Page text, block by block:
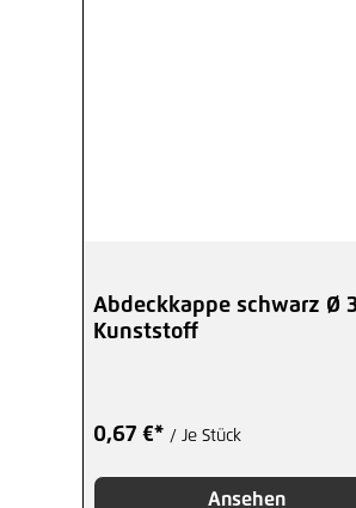
Abdeckkappe schwarz Ø
Kunststoff
0,67 €* / Je Stück
Ansehen